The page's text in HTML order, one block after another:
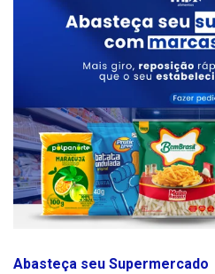
Abasteça seu Supermercado